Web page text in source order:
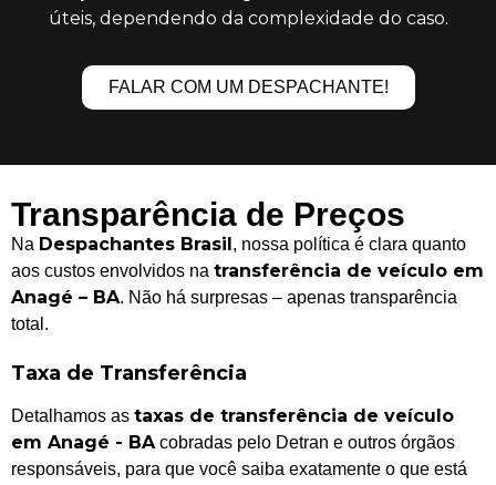
úteis, dependendo da complexidade do caso.
FALAR COM UM DESPACHANTE!
Transparência de Preços
Na Despachantes Brasil, nossa política é clara quanto
aos custos envolvidos na transferência de veículo em
Anagé – BA. Não há surpresas – apenas transparência
total.
Taxa de Transferência
Detalhamos as taxas de transferência de veículo
em Anagé - BA cobradas pelo Detran e outros órgãos
responsáveis, para que você saiba exatamente o que está